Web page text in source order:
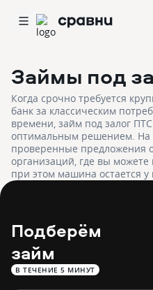
Займы под
Когда срочно требуется
банк за классическим
времени, займ под залог
оптимальным решением. На
проверенные предложения
организаций, где вы можете
при этом машина остается у
Подберём
займ
В ТЕЧЕНИЕ 5 МИНУТ